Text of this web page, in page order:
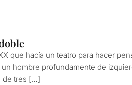
que hacía un teatro para hacer
hombre profundamente de
de tres […]